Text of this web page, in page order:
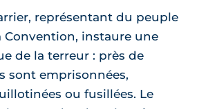
représentant du peuple
Convention, instaure une
de la terreur : près de
sont emprisonnées,
ou fusillées. Le